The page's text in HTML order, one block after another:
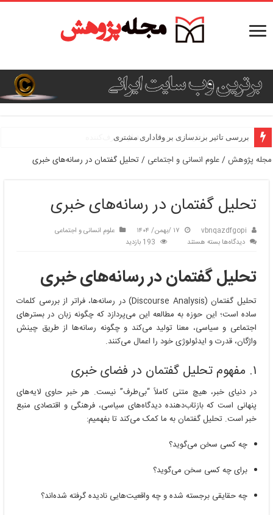
بررسی تاثیر برندسازی بر وفاداری مشتری
مجله پژوهش/علوم انسانی و اجتماعی /تحلیل گفتمان در رسانه‌های خبری
تحلیل گفتمان در رسانه‌های خبری
vbnqazdfgopi ۱۷ /بهمن/ ۱۴۰۴
علوم انسانی و اجتماعی
دیدگاه‌هابرای
گفتمان
در
رسانه‌های
خبری
بسته هستند 193 بازدید
تحلیل گفتمان در رسانه‌های خبری
تحلیل گفتمان (Discourse Analysis) در رسانه‌ها، فراتر از بررسی کلمات
ساده است؛ این حوزه به مطالعه این می‌پردازد که چگونه زبان در بسترهای
اجتماعی و سیاسی، معنا تولید می‌کند و چگونه رسانه‌ها از طریق چینش
واژگان، قدرت و ایدئولوژی خود را اعمال می‌کنند.
۱. مفهوم تحلیل گفتمان در فضای خبری
در دنیای خبر، هیچ متنی کاملاً “بی‌طرف” نیست. هر خبر حاوی لایه‌های
پنهانی است که بازتاب‌دهنده دیدگاه‌های سیاسی، فرهنگی و اقتصادی منبع
خبر است. تحلیل گفتمان به ما کمک می‌کند تا بفهمیم:
چه کسی سخن می‌گوید؟
برای چه کسی سخن می‌گوید؟
چه حقایقی برجسته شده و چه واقعیت‌هایی نادیده گرفته شده‌اند؟